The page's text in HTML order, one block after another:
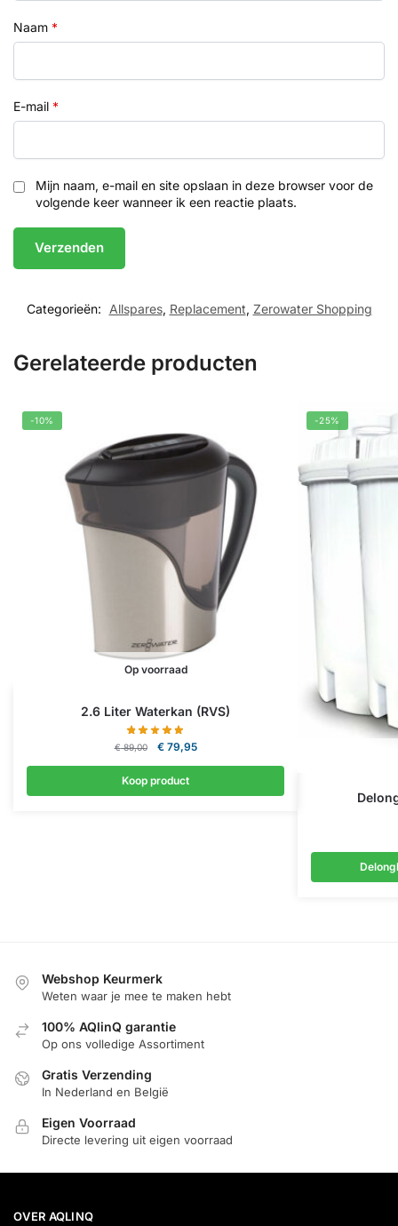
Naam *
E-mail *
Mijn naam, e-mail en site opslaan in deze browser voor de
volgende keer wanneer ik een reactie plaats.
Categorieën: Allspares, Replacement, Zerowater Shopping
Gerelateerde producten
-10%
Op voorraad
2.6 Liter Waterkan (RVS)
€89,00
Oorspronkelijke
was:
€ 89,00.
€79,95Huidige
€ 79,95.
Koop product
-25%
Webshop Keurmerk
Weten waar je mee te maken hebt
100% AQlinQ garantie
Op ons volledige Assortiment
Gratis Verzending
In Nederland en België
Eigen Voorraad
Directe levering uit eigen voorraad
OVER AQLINQ